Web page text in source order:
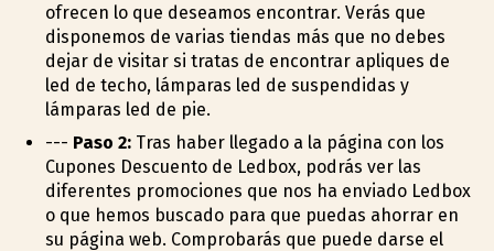
ofrecen lo que deseamos encontrar. Verás que
disponemos de varias tiendas más que no debes
dejar de visitar si tratas de encontrar apliques de
led de techo, lámparas led de suspendidas y
lámparas led de pie.
--- Paso 2:Tras haber llegado a la página con los
Cupones Descuento de Ledbox, podrás ver las
diferentes promociones que nos ha enviado Ledbox
o que hemos buscado para que puedas ahorrar en
su página web. Comprobarás que puede darse el